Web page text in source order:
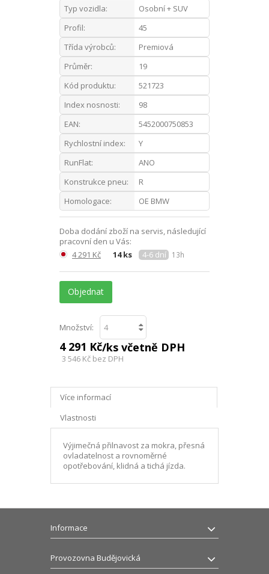
Typ vozidla:
Osobní + SUV
Profil:
45
Třída výrobců:
Premiová
Průměr:
19
Kód produktu:
521723
Index nosnosti:
98
EAN:
5452000750853
Rychlostní index:
Y
RunFlat:
ANO
Konstrukce pneu:
R
Homologace:
OE BMW
Doba dodání zboží na servis, následující
pracovní den u Vás:
4 291 Kč
14 ks 4-6 dní 13h
Objednat
Množství:
4 291 Kč/ks včetně DPH
3 546 Kč bez DPH
Více informací
Vlastnosti
Výjimečná přilnavost za mokra, přesná
ovladatelnost a rovnoměrné
opotřebování, klidná a tichá jízda.
Informace
Provozovna Budějovická